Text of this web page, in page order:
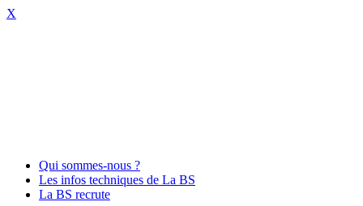
X
Qui sommes-nous ?
Les infos techniques de La BS
La BS recrute